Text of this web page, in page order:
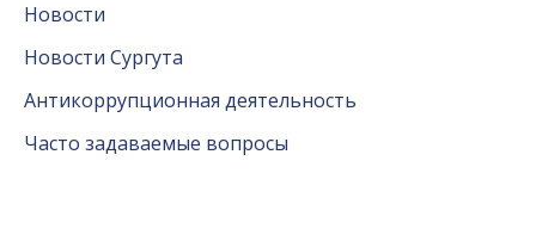
Новости
Новости Сургута
Антикоррупционная деятельность
Часто задаваемые вопросы